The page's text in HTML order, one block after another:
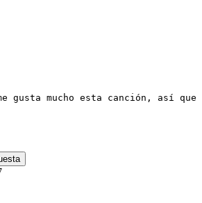
gusta mucho esta canción, así